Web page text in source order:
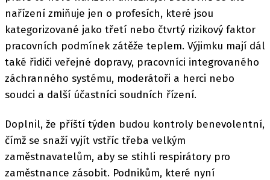
nařízení zmiňuje jen o profesích, které jsou
kategorizované jako třetí nebo čtvrtý rizikový faktor
pracovních podmínek zátěže teplem. Výjimku mají dál
také řidiči veřejné dopravy, pracovníci integrovaného
záchranného systému, moderátoři a herci nebo
soudci a další účastníci soudních řízení.
Doplnil, že příští týden budou kontroly benevolentní,
čímž se snaží vyjít vstříc třeba velkým
zaměstnavatelům, aby se stihli respirátory pro
zaměstnance zásobit. Podnikům, které nyní